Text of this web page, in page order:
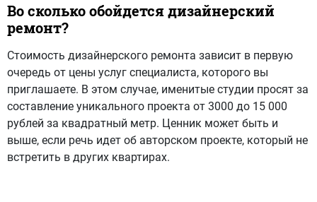
Во сколько обойдется дизайнерский
ремонт?
Стоимость дизайнерского ремонта зависит в первую
очередь от цены услуг специалиста, которого вы
приглашаете. В этом случае, именитые студии просят за
составление уникального проекта от 3000 до 15 000
рублей за квадратный метр. Ценник может быть и
выше, если речь идет об авторском проекте, который не
встретить в других квартирах.